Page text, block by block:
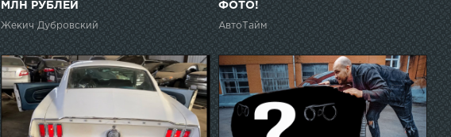
МЛН РУБЛЕЙ
Жекич Дубровский
ФОТО!
АвтоТайм